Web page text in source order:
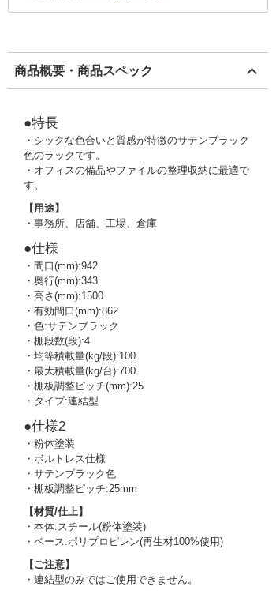
商品概要・商品スペック
●特長
・シックな色合いと質感が特徴のサテンブラック
色のラックです。
・オフィスの備品やファイルの整理収納に最適で
す。
【用途】
・事務所、店舗、工場、倉庫
●仕様
・間口(mm):942
・奥行(mm):343
・高さ(mm):1500
・有効間口(mm):862
・色:サテンブラック
・棚段数(段):4
・均等積載量(kg/段):100
・最大積載量(kg/台):700
・棚板調整ピッチ(mm):25
・タイプ:連結型
●仕様2
・粉体塗装
・ボルトレス仕様
・サテンブラック色
・棚板調整ピッチ:25mm
【材質/仕上】
・本体:スチール(粉体塗装)
・ベース:ポリプロピレン(再生材100%使用)
【ご注意】
・連結型のみではご使用できません。